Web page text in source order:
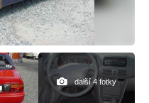
další 4 fotky